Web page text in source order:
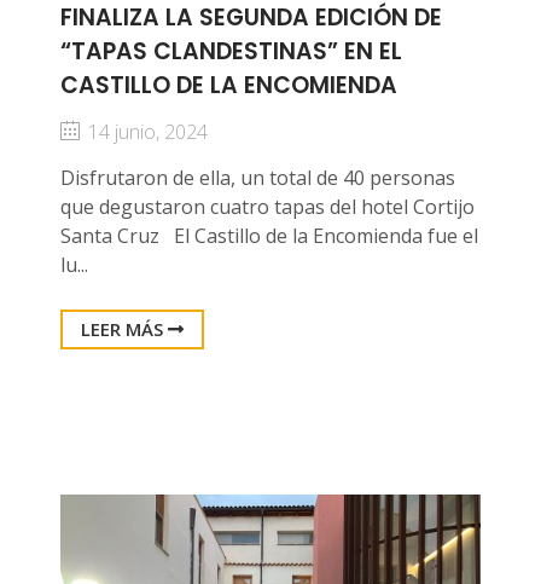
FINALIZA LA SEGUNDA EDICIÓN DE
“TAPAS CLANDESTINAS” EN EL
CASTILLO DE LA ENCOMIENDA
14 junio, 2024
Disfrutaron de ella, un total de 40 personas
que degustaron cuatro tapas del hotel Cortijo
Santa Cruz El Castillo de la Encomienda fue el
lu...
LEER MÁS